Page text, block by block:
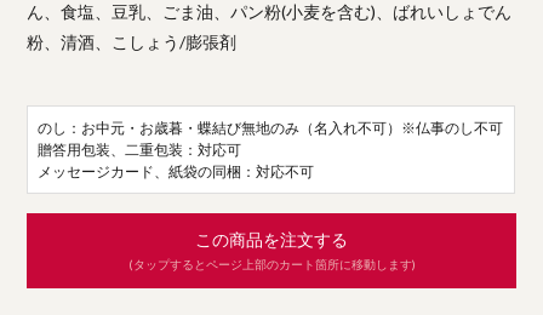
ん、食塩、豆乳、ごま油、パン粉(小麦を含む)、ばれいしょでん
粉、清酒、こしょう/膨張剤
のし：お中元・お歳暮・蝶結び無地のみ（名入れ不可）※仏事のし不可
贈答用包装、二重包装：対応可
メッセージカード、紙袋の同梱：対応不可
この商品を注文する
(タップするとページ上部のカート箇所に移動します)